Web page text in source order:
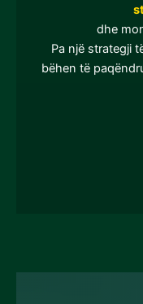
dhe
Pa një strategji
bëhen të